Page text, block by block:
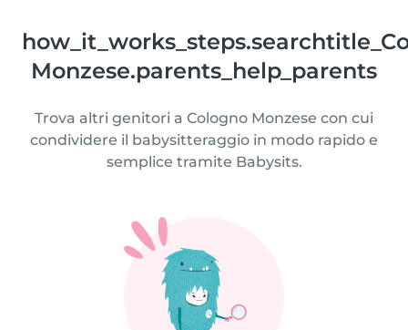
Monzese.parents_help_parents
Trova altri genitori a Cologno Monzese con cui
condividere il babysitteraggio in modo rapido e
semplice tramite Babysits.